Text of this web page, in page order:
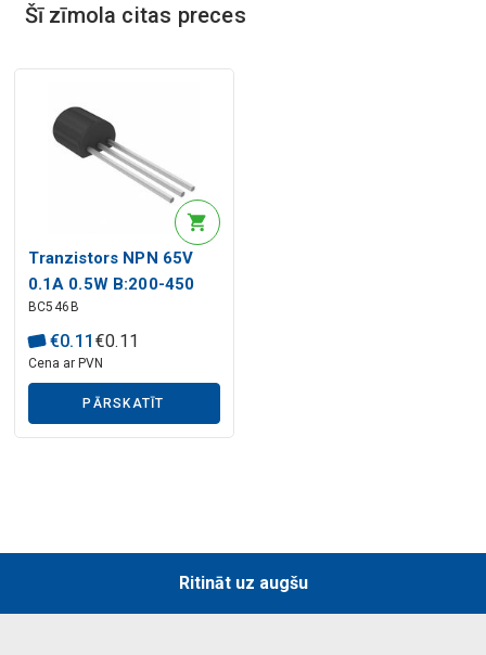
Mākslīgā intelekta aprakstsŠī zīmola citas preces
Tranzistors NPN 65V
0.1A 0.5W B:200-450
TO92
BC546B
€0.11 €0.11
Cena ar PVN
PĀRSKATĪT
Ritināt uz augšu